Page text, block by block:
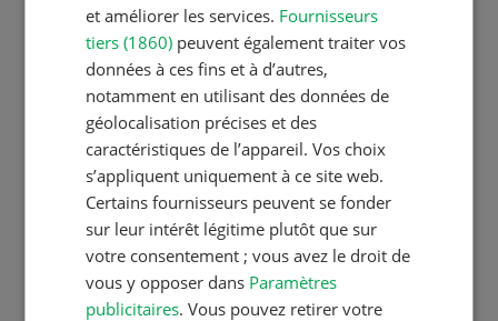
stations de recherche, des hautes
écoles et de l’industrie.
Auteurs et experts
Contact
Adresse de contact
Case postale
et améliorer les services. Fournisseurs
tiers (1860) peuvent également traiter vos
données à ces fins et à d’autres,
notamment en utilisant des données de
géolocalisation précises et des
caractéristiques de l’appareil. Vos choix
s’appliquent uniquement à ce site web.
Certains fournisseurs peuvent se fonder
sur leur intérêt légitime plutôt que sur
votre consentement ; vous avez le droit de
vous y opposer dans Paramètres
publicitaires. Vous pouvez retirer votre